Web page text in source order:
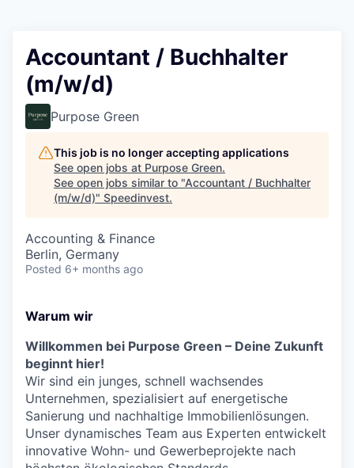
Accountant / Buchhalter
(m/w/d)
Purpose Green
This job is no longer accepting applications
See open jobs at Purpose Green.
See open jobs similar to "Accountant / Buchhalter
(m/w/d)" Speedinvest.
Accounting & Finance
Berlin, Germany
Posted 6+ months ago
Warum wir
Willkommen bei Purpose Green – Deine Zukunft
beginnt hier!
Wir sind ein junges, schnell wachsendes
Unternehmen, spezialisiert auf energetische
Sanierung und nachhaltige Immobilienlösungen.
Unser dynamisches Team aus Experten entwickelt
innovative Wohn- und Gewerbeprojekte nach